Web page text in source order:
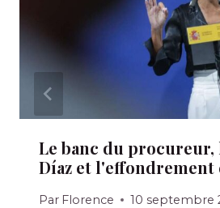
Le banc du procureur,
Díaz et
Par Florence 10 septembre